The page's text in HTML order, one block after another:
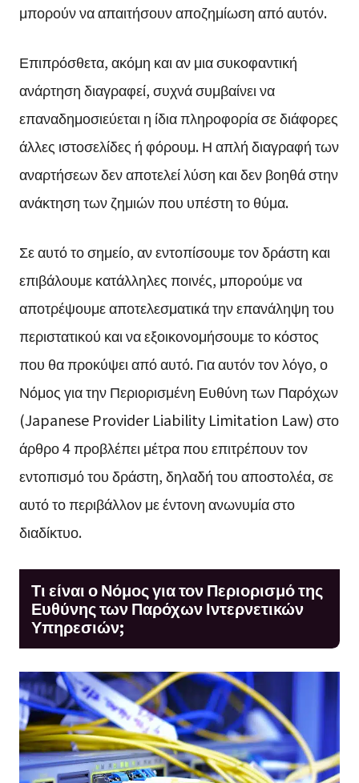
μπορούν να απαιτήσουν αποζημίωση από αυτόν.
Επιπρόσθετα, ακόμη και αν μια συκοφαντική
ανάρτηση διαγραφεί, συχνά συμβαίνει να
επαναδημοσιεύεται η ίδια πληροφορία σε διάφορες
άλλες ιστοσελίδες ή φόρουμ. Η απλή διαγραφή των
αναρτήσεων δεν αποτελεί λύση και δεν βοηθά στην
ανάκτηση των ζημιών που υπέστη το θύμα.
Σε αυτό το σημείο, αν εντοπίσουμε τον δράστη και
επιβάλουμε κατάλληλες ποινές, μπορούμε να
αποτρέψουμε αποτελεσματικά την επανάληψη του
περιστατικού και να εξοικονομήσουμε το κόστος
που θα προκύψει από αυτό. Για αυτόν τον λόγο, ο
Νόμος για την Περιορισμένη Ευθύνη των Παρόχων
(Japanese Provider Liability Limitation Law) στο
άρθρο 4 προβλέπει μέτρα που επιτρέπουν τον
εντοπισμό του δράστη, δηλαδή του αποστολέα, σε
αυτό το περιβάλλον με έντονη ανωνυμία στο
διαδίκτυο.
Τι είναι ο Νόμος για τον Περιορισμό της
Ευθύνης των Παρόχων Ιντερνετικών
Υπηρεσιών;